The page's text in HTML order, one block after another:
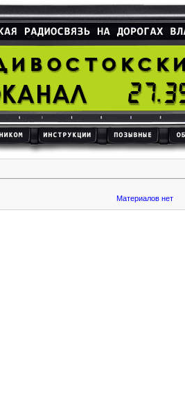
Материалов нет